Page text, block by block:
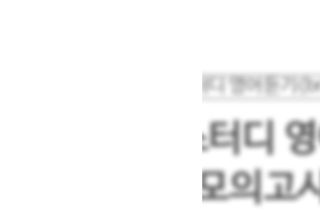
메가스터디
모의고